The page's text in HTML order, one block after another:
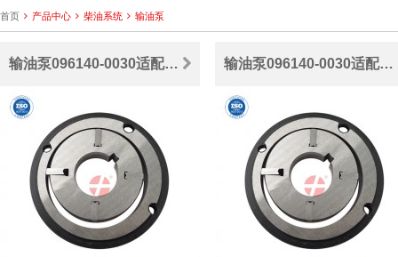
首页 产品中心 柴油系统 输油泵
输油泵096140-0030适配于卡特挖掘机油泵 输油泵096140-0030适配于卡特挖掘机柴油泵